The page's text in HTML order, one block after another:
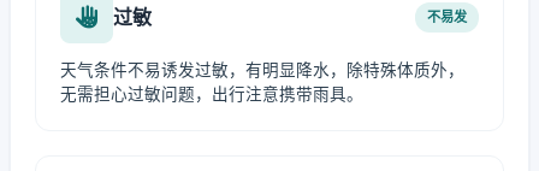
过敏 不易发
天气条件不易诱发过敏，有明显降水，除特殊体质外，
无需担心过敏问题，出行注意携带雨具。